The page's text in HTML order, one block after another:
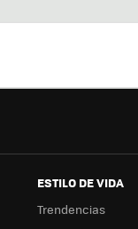
boa
ESTILO DE VIDA
Trendencias